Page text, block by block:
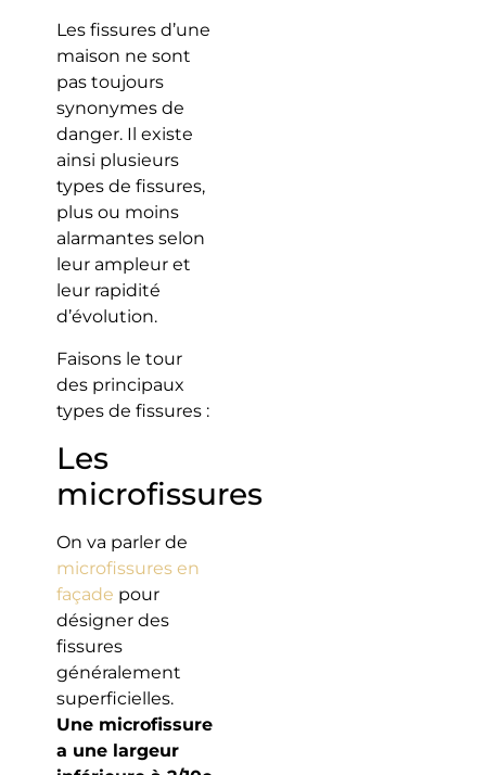
Les fissures d’une
maison ne sont
pas toujours
synonymes de
danger. Il existe
ainsi plusieurs
types de fissures,
plus ou moins
alarmantes selon
leur ampleur et
leur rapidité
d’évolution.
Faisons le tour
des principaux
types de fissures :
Les
microfissures
On va parler de
microfissures en
façade pour
désigner des
fissures
généralement
superficielles.
Une microfissure
a une largeur